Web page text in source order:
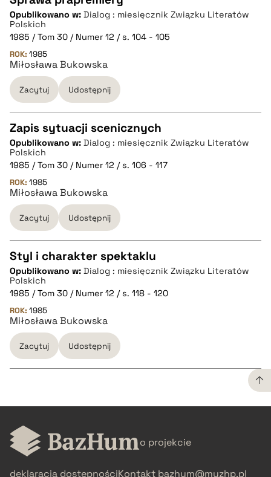
CZYSTY TEKST
pobierz cytat
BIBTEX
pobierz cytat
Opublikowano w: Dialog : miesięcznik Związku Literatów
Polskich
1985 / Tom 30 / Numer 12 / s. 104 - 105
ROK: 1985
Miłosława Bukowska
Zacytuj Udostępnij
CZYSTY TEKST
pobierz cytat
BIBTEX
pobierz cytat
Zapis sytuacji scenicznych
Opublikowano w: Dialog : miesięcznik Związku Literatów
Polskich
1985 / Tom 30 / Numer 12 / s. 106 - 117
ROK: 1985
Miłosława Bukowska
Zacytuj Udostępnij
CZYSTY TEKST
pobierz cytat
BIBTEX
Styl i charakter spektaklu
Opublikowano w: Dialog : miesięcznik Związku Literatów
Polskich
1985 / Tom 30 / Numer 12 / s. 118 - 120
ROK: 1985
Miłosława Bukowska
Zacytuj Udostępnij
CZYSTY TEKST
pobierz cytat o projekcie
deklaracja dostępnościKontakt bazhum@muzhp.pl